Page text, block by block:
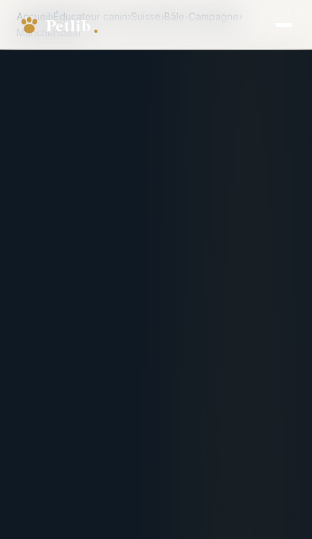
Accueil›Éducateur canin›Suisse›Bâle-Campagne›
Münchenstein